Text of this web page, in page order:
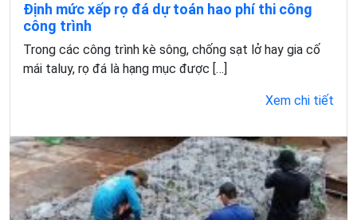
Định mức xếp rọ đá dự toán hao phí thi công
công trình
Trong các công trình kè sông, chống sạt lở hay gia cố
mái taluy, rọ đá là hạng mục được […]
Xem chi tiết